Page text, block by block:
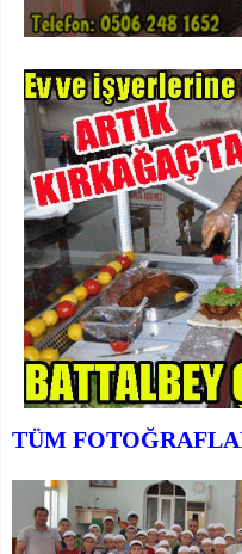
TÜM